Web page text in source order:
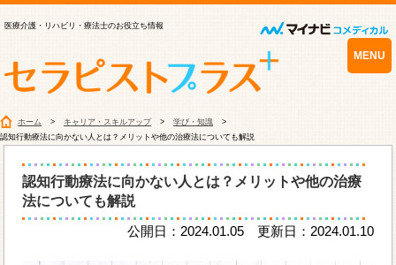
医療介護・リハビリ・療法士のお役立ち情報
MENU
ホーム キャリア・スキルアップ
学び・知識
認知行動療法に向かない人とは？メリットや他の治療法についても解説
認知行動療法に向かない人とは？メリットや他の治療
法についても解説
公開日：2024.01.05 更新日：2024.01.10